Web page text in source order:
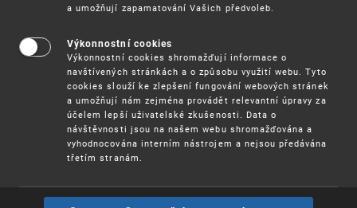
Užitnévzory
Ochrannéznámky
a umožňují zapamatování Vašich předvoleb.
Výkonnostní cookies
Výkonnostní cookies shromažďují informace o
navštívených stránkách a o způsobu využití webu. Tyto
cookies slouží ke zlepšení fungování webových stránek
a umožňují nám zejména provádět relevantní úpravy za
účelem lepší uživatelské zkušenosti. Data o
návštěvnosti jsou na našem webu shromažďována a
vyhodnocována interním nástrojem a nejsou předávána
třetím stranám.